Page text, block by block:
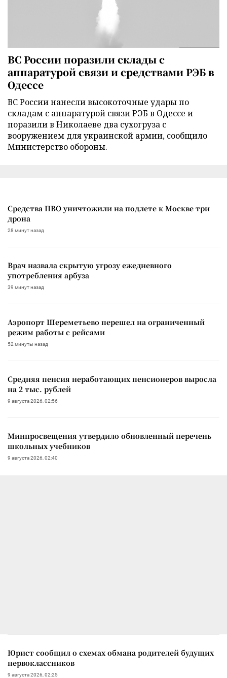
ВС России поразили склады с
аппаратурой связи и средствами РЭБ в
Одессе
ВС России нанесли высокоточные удары по
складам с аппаратурой связи РЭБ в Одессе и
поразили в Николаеве два сухогруза с
вооружением для украинской армии, сообщило
Министерство обороны.
Средства ПВО уничтожили на подлете к Москве три
дрона
28 минут назад
Врач назвала скрытую угрозу ежедневного
употребления арбуза
39 минут назад
Аэропорт Шереметьево перешел на ограниченный
режим работы с рейсами
52 минуты назад
Средняя пенсия неработающих пенсионеров выросла
на 2 тыс. рублей
9 августа 2026, 02:56
Минпросвещения утвердило обновленный перечень
школьных учебников
9 августа 2026, 02:40
Юрист сообщил о схемах обмана родителей будущих
первоклассников
9 августа 2026, 02:25